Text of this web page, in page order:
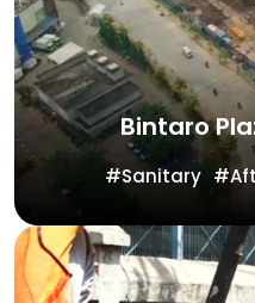
Bintaro
Sanitary